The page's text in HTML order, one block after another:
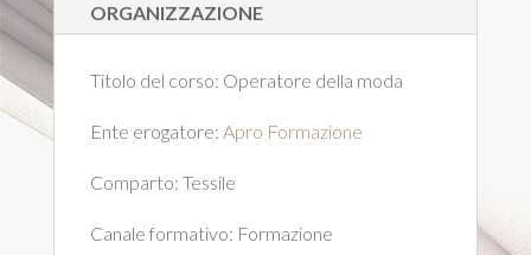
ORGANIZZAZIONE
Titolo del corso: Operatore della moda
Ente erogatore: Apro Formazione
Comparto: Tessile
Canale formativo: Formazione